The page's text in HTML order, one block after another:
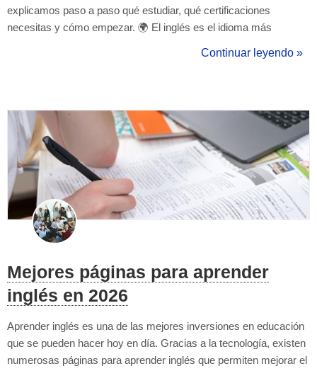
explicamos paso a paso qué estudiar, qué certificaciones
necesitas y cómo empezar. 🌍 El inglés es el idioma más
aprenderlo, sino que también accedes a un campo laboral con
Continuar leyendo »
Mejores páginas para aprender
inglés en 2026
Aprender inglés es una de las mejores inversiones en educación
que se pueden hacer hoy en día. Gracias a la tecnología, existen
numerosas páginas para aprender inglés que permiten mejorar el